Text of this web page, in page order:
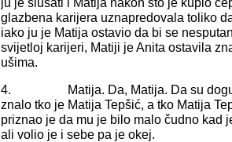
glazbena karijera uznapredovala toliko
iako ju je Matija ostavio da bi se
svijetloj karijeri, Matiji je Anita ostavila
ušima.
4. Matija. Da, Matija. Da su
znalo tko je Matija Tepšić, a tko Matija
priznao je da mu je bilo malo čudno kad
ali volio je i sebe pa je okej.